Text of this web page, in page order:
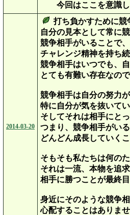
今回はここを意識し
2014-03-20
打ち負かすために競
自分の見本として常に
競争相手がいることで
チャレンジ精神を持ち
競争相手はいつでも、
とても有難い存在なの
競争相手は自分の努力
特に自分が気を抜いて
そしてそれは相手にと
つまり、競争相手がい
どんどん成長していく
そもそも私たちは何の
それは一流、本物を追
相手に勝つことが最終
身近にそのような競争
心配することはありま